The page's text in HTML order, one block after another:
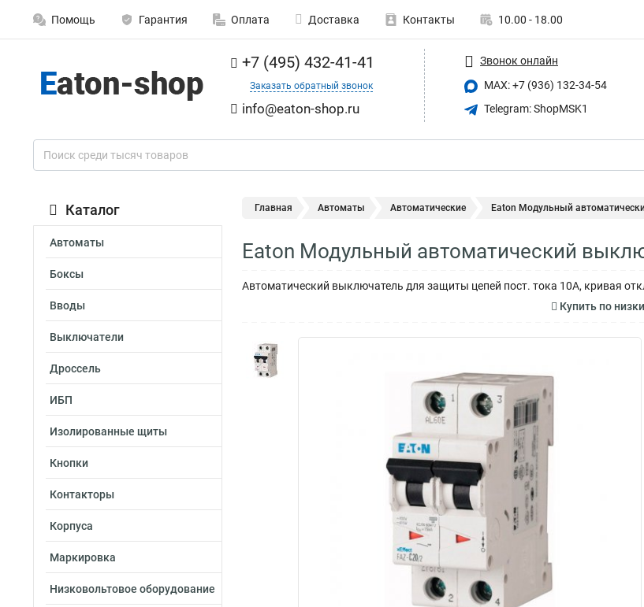
Помощь Гарантия Оплата Доставка Контакты 10.00 - 18.00
+7 (495) 432-41-41
Заказать обратный звонок
info@eaton-shop.ru
Звонок онлайн
MAX: +7 (936) 132-34-54
Telegram: ShopMSK1
Каталог
Автоматы
Боксы
Вводы
Выключатели
Дроссель
ИБП
Изолированные щиты
Кнопки
Контакторы
Корпуса
Маркировка
Низковольтовое оборудование
Главная Автоматы Автоматические Eaton Модульный
Eaton Модульный автоматический
Автоматический выключатель для защиты цепей пост. тока 10А, кривая
Купить по